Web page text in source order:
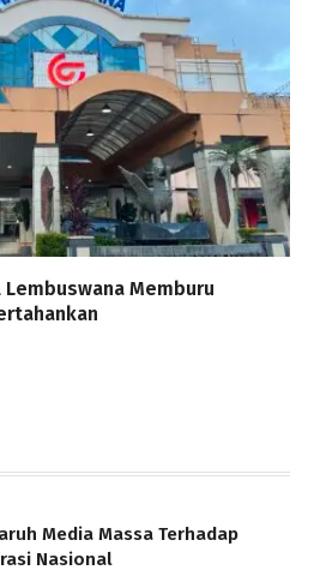
Memburu
Media Massa Terhadap
Nasional